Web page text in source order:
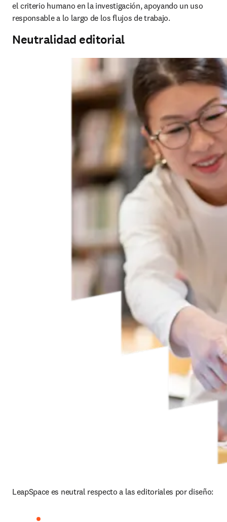
el criterio humano en la investigación, apoyando un uso
responsable a lo largo de los flujos de trabajo.
Neutralidad editorial
LeapSpace es neutral respecto a las editoriales por diseño: